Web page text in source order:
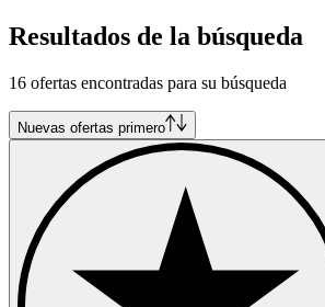
Resultados de la búsqueda
16 ofertas encontradas para su búsqueda
Nuevas ofertas primero